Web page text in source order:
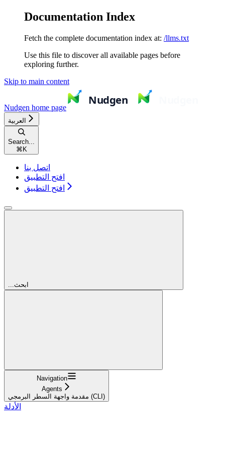
Documentation Index
Fetch the complete documentation index at: /llms.txt
Use this file to discover all available pages before
exploring further.
Skip to main content
Nudgen home page
العربية
Search...
⌘ K
اتصل بنا
افتح التطبيق
افتح التطبيق
...ابحث
Navigation
Agents
مقدمة واجهة السطر البرمجي (CLI)
الأدلة